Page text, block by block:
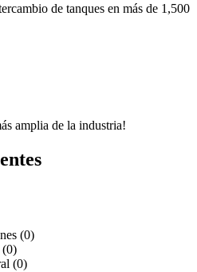
de tanques en más de 1,500
amplia de la industria!
(0)
(0)
(0)